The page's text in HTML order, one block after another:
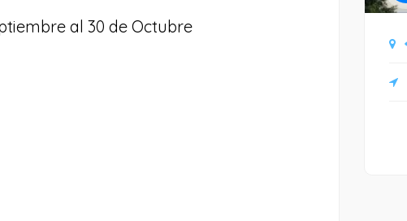
al 30 de Octubre